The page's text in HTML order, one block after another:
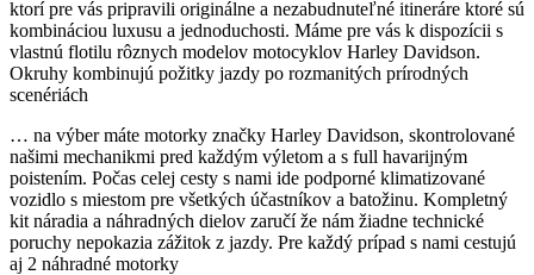
ktorí pre vás pripravili originálne a nezabudnuteľné itineráre ktoré sú
kombináciou luxusu a jednoduchosti. Máme pre vás k dispozícii s
vlastnú flotilu rôznych modelov motocyklov Harley Davidson.
Okruhy kombinujú požitky jazdy po rozmanitých prírodných
scenériách
… na výber máte motorky značky Harley Davidson, skontrolované
našimi mechanikmi pred každým výletom a s full havarijným
poistením. Počas celej cesty s nami ide podporné klimatizované
vozidlo s miestom pre všetkých účastníkov a batožinu. Kompletný
kit náradia a náhradných dielov zaručí že nám žiadne technické
poruchy nepokazia zážitok z jazdy. Pre každý prípad s nami cestujú
aj 2 náhradné motorky